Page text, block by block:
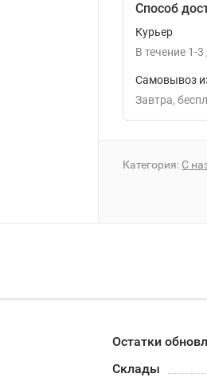
Способ
Курьер
В течение 1-3
Самовывоз
Завтра
Категория: С
Остатки
Склады